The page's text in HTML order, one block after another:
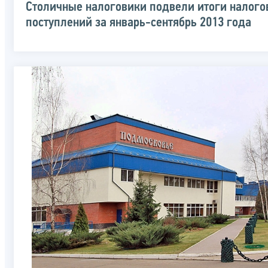
Столичные налоговики подвели итоги
поступлений за январь-сентябрь 2013 года